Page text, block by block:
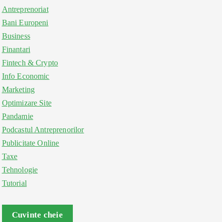
Antreprenoriat
Bani Europeni
Business
Finantari
Fintech & Crypto
Info Economic
Marketing
Optimizare Site
Pandamie
Podcastul Antreprenorilor
Publicitate Online
Taxe
Tehnologie
Tutorial
Cuvinte cheie